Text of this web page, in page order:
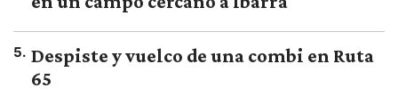
5. Despiste y vuelco de una combi en Ruta
65